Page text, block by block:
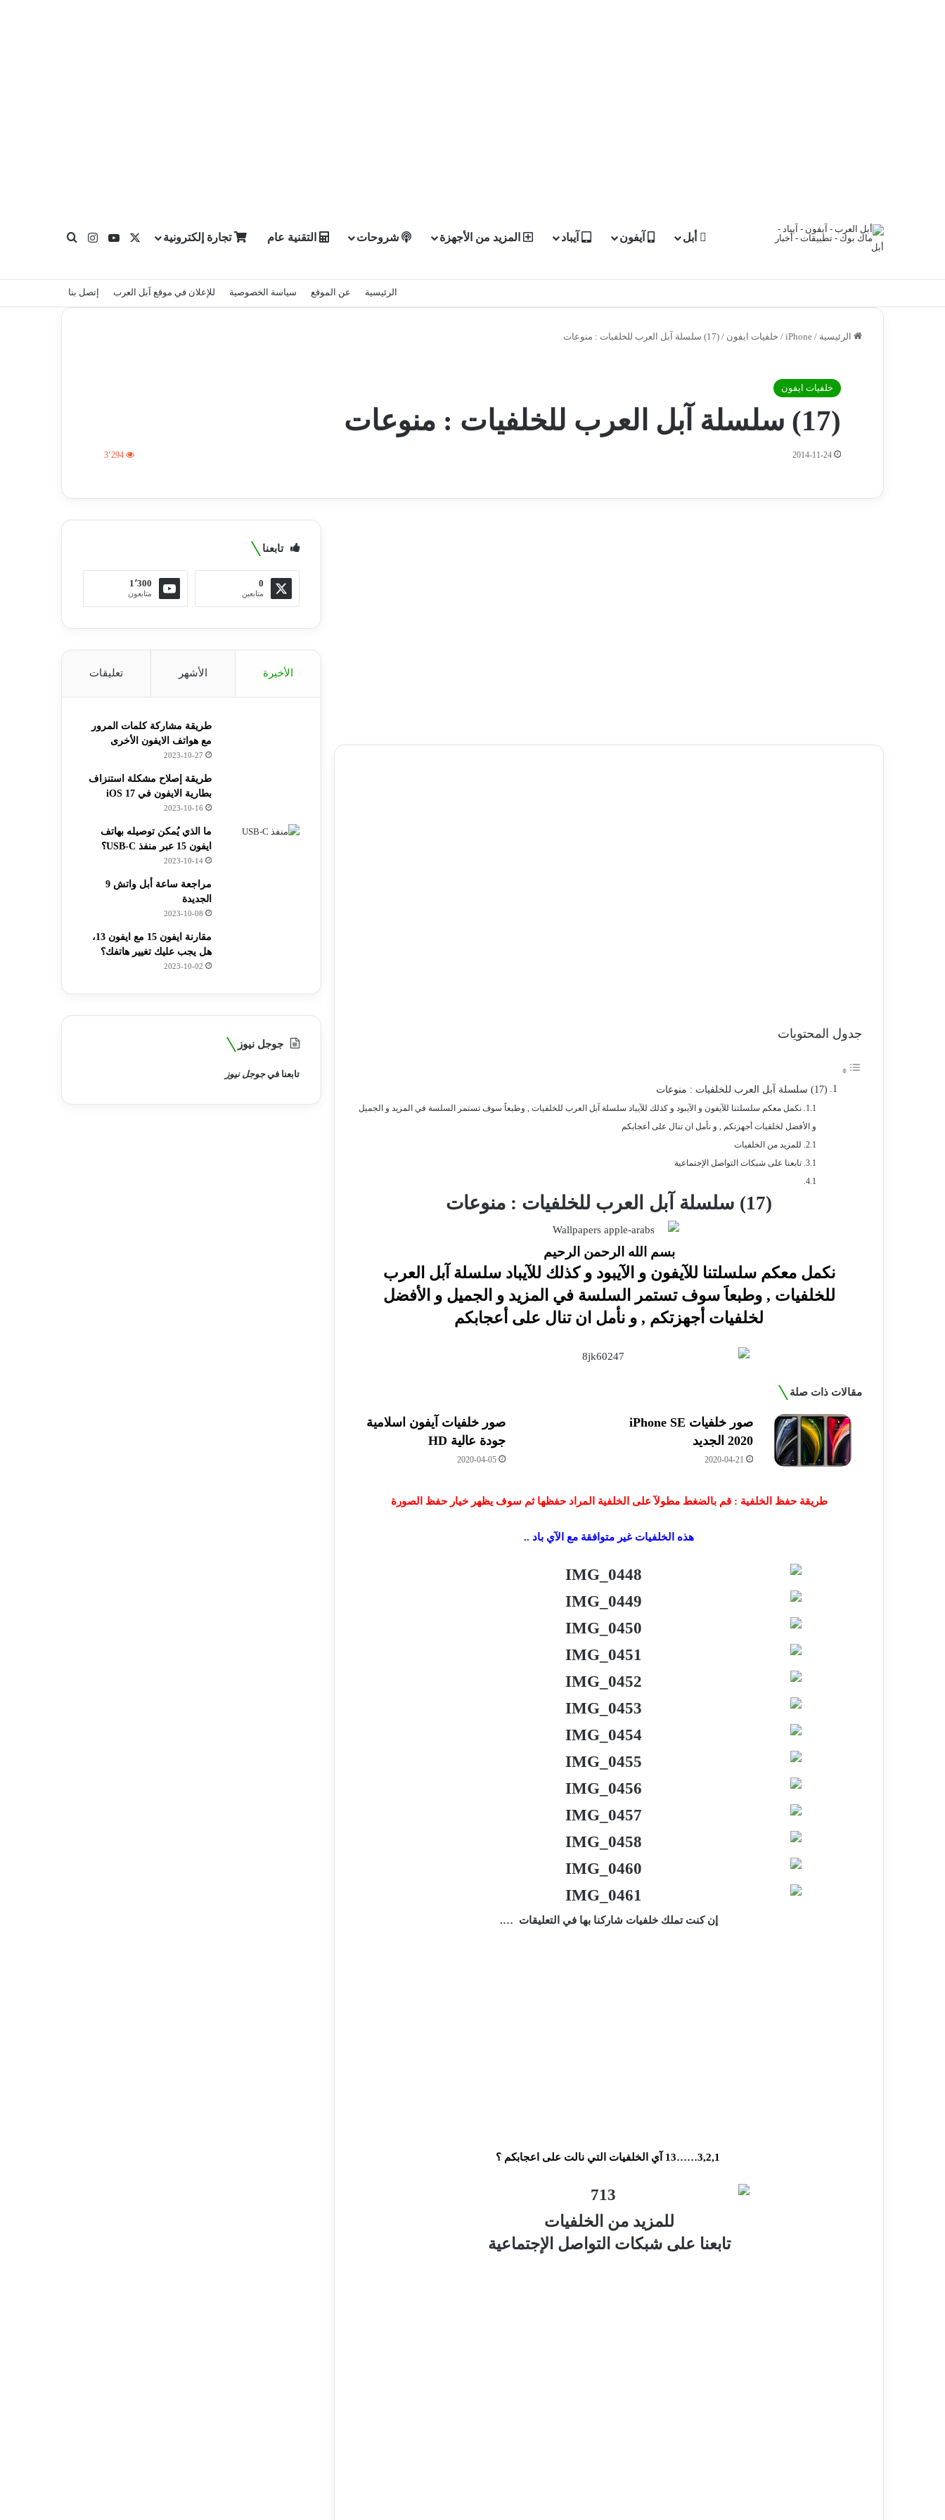
أبل آيفون آيباد المزيد من الأجهزة شروحات التقنية عام تجارة إلكترونية يوتيوبانستقرامبحث عن
الرئيسية عن الموقع سياسة الخصوصية للإعلان في موقع آبل العرب إتصل بنا
الرئيسية /
iPhone
/ خلفيات ايفون / (17) سلسلة آبل العرب للخلفيات : منوعات
خلفيات ايفون
(17) سلسلة آبل العرب للخلفيات : منوعات
2014-11-24 3٬294
جدول المحتويات
(17) سلسلة آبل العرب للخلفيات : منوعات
نكمل معكم سلسلتنا للآيفون و الآيبود و كذلك للآيباد سلسلة آبل العرب للخلفيات , وطبعاََ سوف تستمر السلسة في المزيد و الجميل
و الأفضل لخلفيات أجهزتكم , و نأمل ان تنال على أعجابكم
للمزيد من الخلفيات
تابعنا على شبكات التواصل الإجتماعية
(17) سلسلة آبل العرب للخلفيات : منوعات
بسم الله الرحمن الرحيم
نكمل معكم سلسلتنا للآيفون و الآيبود و كذلك للآيباد سلسلة آبل العرب
للخلفيات , وطبعاََ سوف تستمر السلسة في المزيد و الجميل و الأفضل
لخلفيات أجهزتكم , و نأمل ان تنال على أعجابكم
مقالات ذات صلة
صور خلفيات iPhone SE
2020 الجديد
2020-04-21
صور خلفيات آيفون اسلامية
جودة عالية HD
2020-04-05
طريقة حفظ الخلفية : قم بالضغط مطولآ على الخلفية المراد حفظها ثم سوف يظهر خيار حفظ الصورة
هذه الخلفيات غير متوافقة مع الآي باد ..
إن كنت تملك خلفيات شاركنا بها في التعليقات ….
؟
للمزيد من الخلفيات
تابعنا على شبكات التواصل الإجتماعية
تابعنا
0
متابعين
1٬300
متابعون
الأخيرة الأشهر تعليقات
طريقة مشاركة كلمات المرور
مع هواتف الايفون الأخرى
2023-10-27
طريقة إصلاح مشكلة استنزاف
بطارية الايفون في iOS 17
2023-10-16
ما الذي يُمكن توصيله بهاتف
ايفون 15 عبر منفذ USB-C؟
2023-10-14
مراجعة ساعة أبل واتش 9
الجديدة
2023-10-08
مقارنة ايفون 15 مع ايفون 13،
هل يجب عليك تغيير هاتفك؟
2023-10-02
جوجل نيوز
تابعنا فيجوجل نيوز